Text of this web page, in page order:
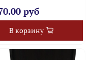
руб
В корзину